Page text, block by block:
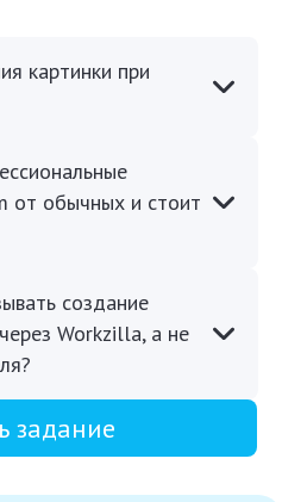
картинки при
от обычных и стоит
создание
Workzilla, а не
задание